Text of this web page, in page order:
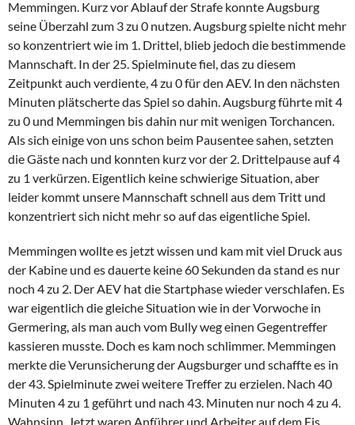
Memmingen. Kurz vor Ablauf der Strafe konnte Augsburg
seine Überzahl zum 3 zu 0 nutzen. Augsburg spielte nicht mehr
so konzentriert wie im 1. Drittel, blieb jedoch die bestimmende
Mannschaft. In der 25. Spielminute fiel, das zu diesem
Zeitpunkt auch verdiente, 4 zu 0 für den AEV. In den nächsten
Minuten plätscherte das Spiel so dahin. Augsburg führte mit 4
zu 0 und Memmingen bis dahin nur mit wenigen Torchancen.
Als sich einige von uns schon beim Pausentee sahen, setzten
die Gäste nach und konnten kurz vor der 2. Drittelpause auf 4
zu 1 verkürzen. Eigentlich keine schwierige Situation, aber
leider kommt unsere Mannschaft schnell aus dem Tritt und
konzentriert sich nicht mehr so auf das eigentliche Spiel.
Memmingen wollte es jetzt wissen und kam mit viel Druck aus
der Kabine und es dauerte keine 60 Sekunden da stand es nur
noch 4 zu 2. Der AEV hat die Startphase wieder verschlafen. Es
war eigentlich die gleiche Situation wie in der Vorwoche in
Germering, als man auch vom Bully weg einen Gegentreffer
kassieren musste. Doch es kam noch schlimmer. Memmingen
merkte die Verunsicherung der Augsburger und schaffte es in
der 43. Spielminute zwei weitere Treffer zu erzielen. Nach 40
Minuten 4 zu 1 geführt und nach 43. Minuten nur noch 4 zu 4.
Wahnsinn. Jetzt waren Anführer und Arbeiter auf dem Eis